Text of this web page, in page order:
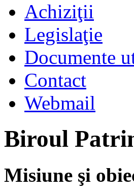
Achiziţii
Legislaţie
Documente
Contact
Webmail
Biroul
Misiune şi